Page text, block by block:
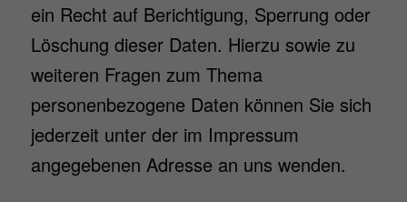
ein Recht auf Berichtigung, Sperrung oder
Löschung dieser Daten. Hierzu sowie zu
weiteren Fragen zum Thema
personenbezogene Daten können Sie sich
jederzeit unter der im Impressum
angegebenen Adresse an uns wenden.